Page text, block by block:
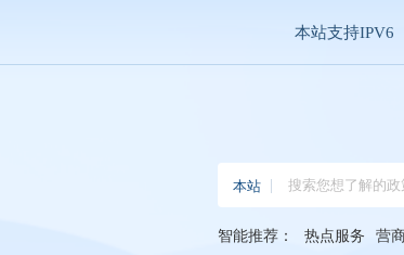
本站支持IPV6
智能推荐： 热点服务 营